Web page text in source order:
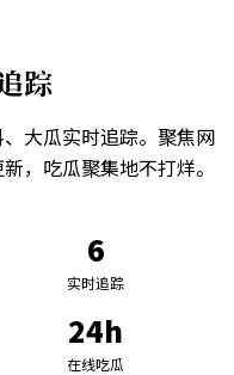
踪
大瓜实时追踪。聚焦网
，吃瓜聚集地不打烊。
6
实时追踪
24h
在线吃瓜